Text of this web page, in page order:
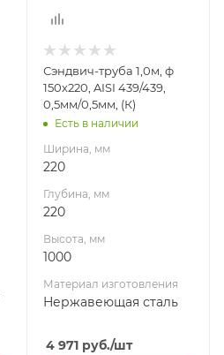
Материал
Нержавеющая
сталь
Производитель
УМК
Сэндвич-труба 1,0м, ф
150х220, AISI 439/439,
0,5мм/0,5мм, (К)
Есть в наличии
Ширина, мм
220
Глубина, мм
220
Высота, мм
1000
Материал изготовления
Нержавеющая сталь
4 971руб./шт